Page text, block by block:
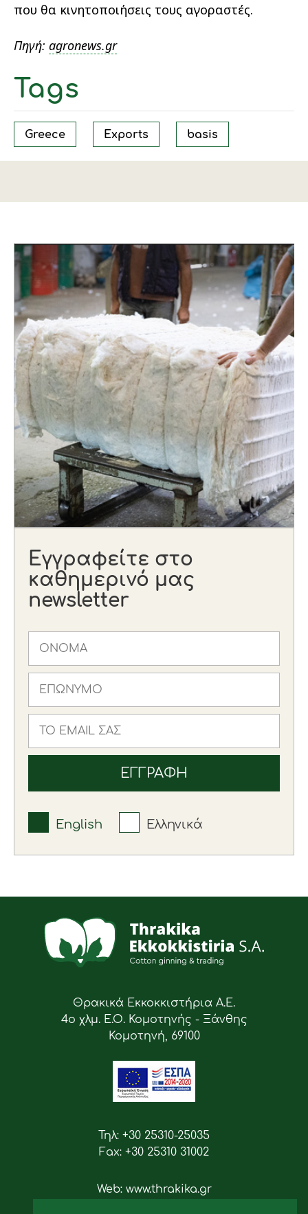
που θα κινητοποιήσεις τους αγοραστές.
Πηγή: agronews.gr
Tags
Greece Exports basis
Εγγραφείτε στο
καθημερινό μας
newsletter
English Ελληνικά
Θρακικά Εκκοκκιστήρια Α.Ε.
4ο χλμ. Ε.Ο. Κομοτηνής - Ξάνθης
Κομοτηνή, 69100
Τηλ: +30 25310-25035
Fax: +30 25310 31002
Web: www.thrakika.gr